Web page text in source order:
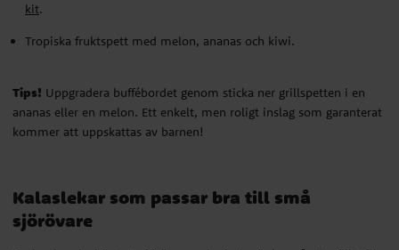
Kalaslekar som passar bra till små
Du har kanske hört att sjörövare och pirater är bra på att ställa till
med bråk och oväsen? Det kan med andra ord vara en bra idé att
idé att ha ett program för kalaset som håller barnen sysselsatta.
kit.
Tropiska fruktspett med melon, ananas och kiwi.
Tips! Uppgradera buffébordet genom sticka ner grillspetten i en
ananas eller en melon. Ett enkelt, men roligt inslag som garanterat
kommer att uppskattas av barnen!
Kalaslekar som passar bra till små
sjörövare